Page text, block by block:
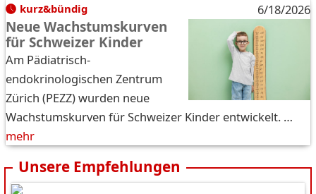
kurz&bündig 6/18/2026
Neue Wachstumskurven
für Schweizer Kinder
Am Pädiatrisch-
endokrinologischen Zentrum
Zürich (PEZZ) wurden neue
Wachstumskurven für Schweizer Kinder entwickelt. …
mehr
Unsere Empfehlungen